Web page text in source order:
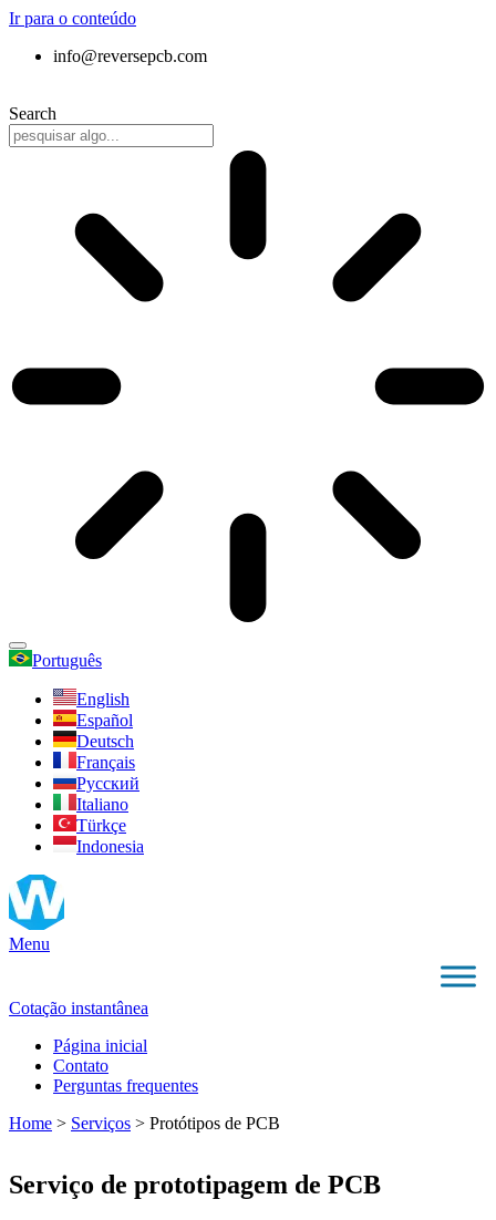
Ir para o conteúdo
info@reversepcb.com
Search
Português
English
Español
Deutsch
Français
Русский
Italiano
Türkçe
Indonesia
Menu
Cotação instantânea
Página inicial
Contato
Perguntas frequentes
Home > Serviços > Protótipos de PCB
Serviço de prototipagem de PCB